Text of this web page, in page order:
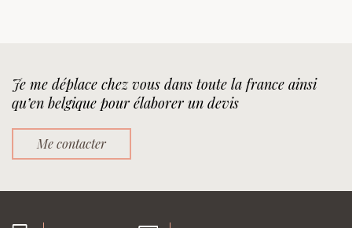
Je me déplace chez vous dans toute la france ainsi
qu’en belgique pour élaborer un devis
Me contacter